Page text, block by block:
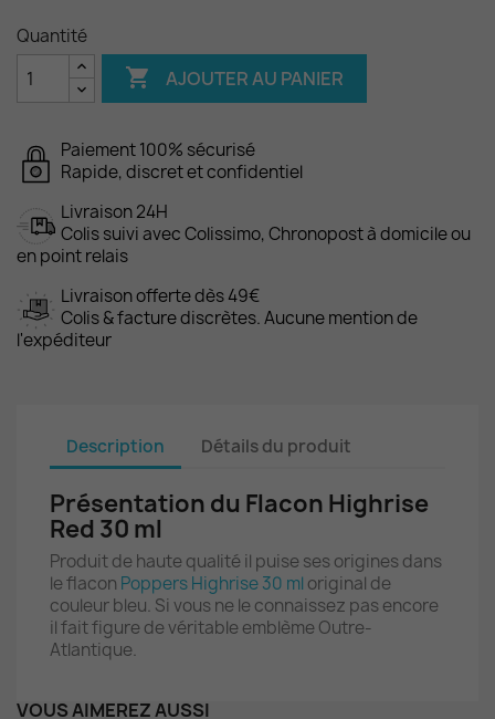
Quantité
 AJOUTER AU PANIER
Paiement 100% sécurisé
Rapide, discret et confidentiel
Livraison 24H
Colis suivi avec Colissimo, Chronopost à domicile ou
en point relais
Livraison offerte dès 49€
Colis & facture discrètes. Aucune mention de
l'expéditeur
Description Détails du produit
Présentation du Flacon Highrise
Red 30 ml
Produit de haute qualité il puise ses origines dans
le flacon Poppers Highrise 30 ml original de
couleur bleu. Si vous ne le connaissez pas encore
il fait figure de véritable emblème Outre-
Atlantique.
VOUS AIMEREZ AUSSI